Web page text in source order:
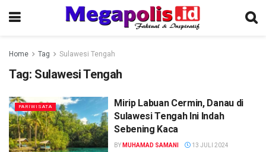
Home Tag Sulawesi Tengah
Tag: Sulawesi Tengah
PARIWISATA
Mirip Labuan Cermin, Danau di
Sulawesi Tengah Ini Indah
Sebening Kaca
BY MUHAMAD SAMANI 13 JULI 2024